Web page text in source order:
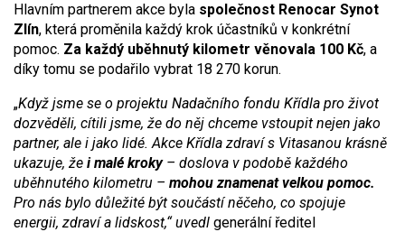
Hlavním partnerem akce byla společnost Renocar Synot
Zlín, která proměnila každý krok účastníků v konkrétní
pomoc. Za každý uběhnutý kilometr věnovala 100 Kč, a
díky tomu se podařilo vybrat 18 270 korun.
„Když jsme se o projektu Nadačního fondu Křídla pro život
dozvěděli, cítili jsme, že do něj chceme vstoupit nejen jako
partner, ale i jako lidé. Akce Křídla zdraví s Vitasanou krásně
ukazuje, že i malé kroky– doslova v podobě každého
uběhnutého kilometru – mohou znamenat velkou pomoc.
Pro nás bylo důležité být součástí něčeho, co spojuje
energii, zdraví a lidskost,“ uvedl generální ředitel